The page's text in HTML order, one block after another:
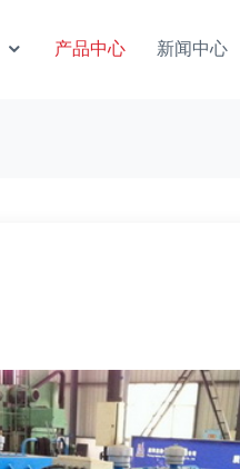
产品中心 新闻中心